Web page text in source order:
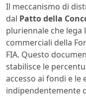
Il meccanismo di
dal Patto della
pluriennale che
commerciali della
FIA. Questo
stabilisce le
accesso ai fondi e
indipendentemente